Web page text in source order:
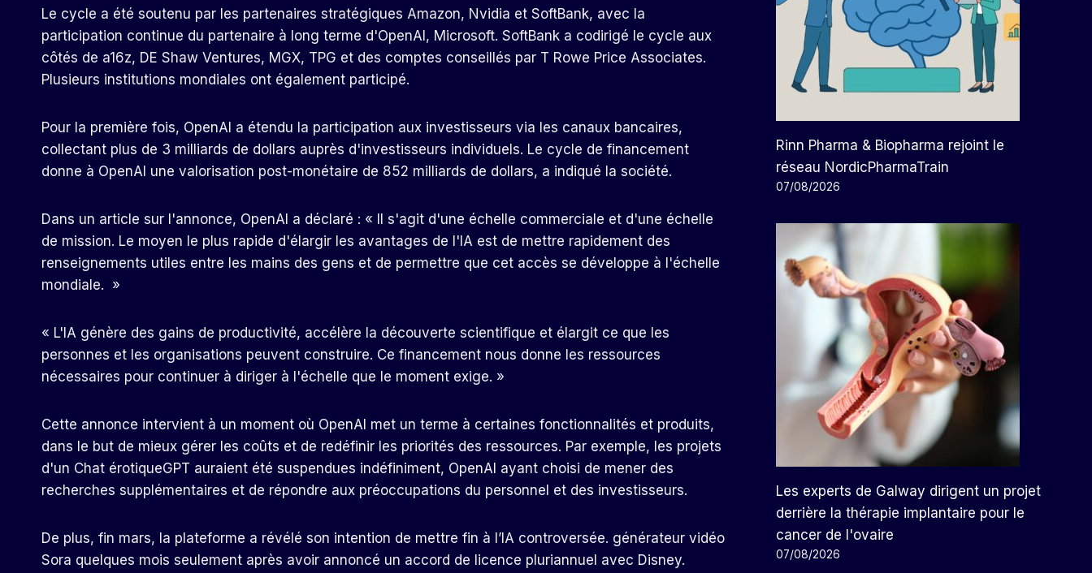
Le cycle a été soutenu par les partenaires stratégiques Amazon, Nvidia et SoftBank, avec la
participation continue du partenaire à long terme d'OpenAI, Microsoft. SoftBank a codirigé le cycle aux
côtés de a16z, DE Shaw Ventures, MGX, TPG et des comptes conseillés par T Rowe Price Associates.
Plusieurs institutions mondiales ont également participé.
Pour la première fois, OpenAI a étendu la participation aux investisseurs via les canaux bancaires,
collectant plus de 3 milliards de dollars auprès d'investisseurs individuels. Le cycle de financement
donne à OpenAI une valorisation post-monétaire de 852 milliards de dollars, a indiqué la société.
Dans un article sur l'annonce, OpenAI a déclaré : « Il s'agit d'une échelle commerciale et d'une échelle
de mission. Le moyen le plus rapide d'élargir les avantages de l'IA est de mettre rapidement des
renseignements utiles entre les mains des gens et de permettre que cet accès se développe à l'échelle
mondiale. »
« L'IA génère des gains de productivité, accélère la découverte scientifique et élargit ce que les
personnes et les organisations peuvent construire. Ce financement nous donne les ressources
nécessaires pour continuer à diriger à l'échelle que le moment exige. »
Cette annonce intervient à un moment où OpenAI met un terme à certaines fonctionnalités et produits,
dans le but de mieux gérer les coûts et de redéfinir les priorités des ressources. Par exemple, les projets
d'un Chat érotiqueGPT auraient été suspendues indéfiniment, OpenAI ayant choisi de mener des
recherches supplémentaires et de répondre aux préoccupations du personnel et des investisseurs.
De plus, fin mars, la plateforme a révélé son intention de mettre fin à l’IA controversée. générateur vidéo
Sora quelques mois seulement après avoir annoncé un accord de licence pluriannuel avec Disney.
Rinn Pharma & Biopharma rejoint le
réseau NordicPharmaTrain
07/08/2026
Les experts de Galway dirigent un projet
derrière la thérapie implantaire pour le
cancer de l'ovaire
07/08/2026